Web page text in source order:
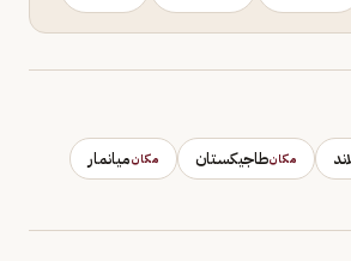
مكانطاجيكستان مكانميانمار